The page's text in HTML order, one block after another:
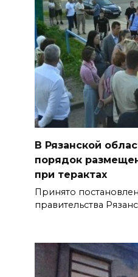
В Рязанской
порядок
при терактах
Принято
правительства